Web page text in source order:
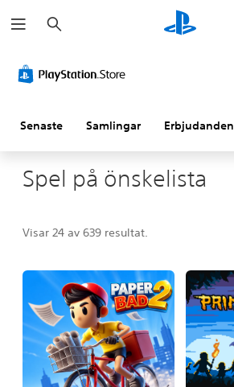
ö
k
Senaste Samlingar Erbjudanden
Spel på önskelista
Visar 24 av 639 resultat.